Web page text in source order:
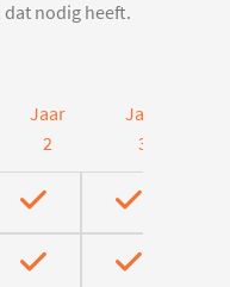
nodig heeft.
Jaar
2
Jaar
3